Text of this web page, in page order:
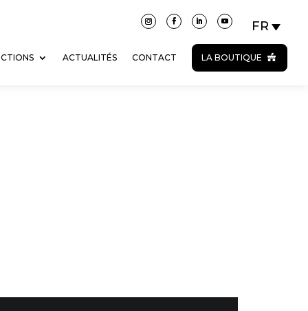
ACTUALITÉS CONTACT LA BOUTIQUE